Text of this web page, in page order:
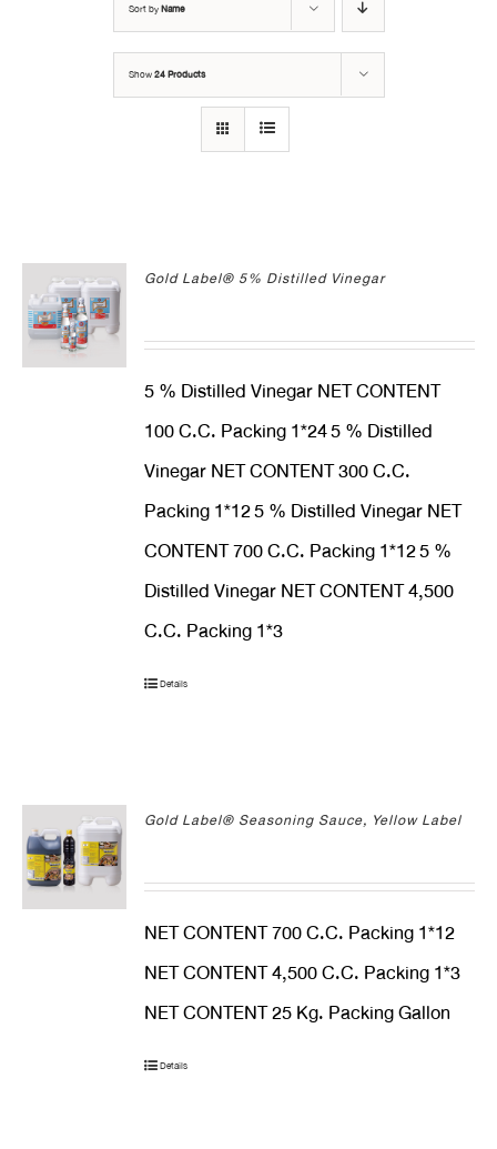
Sort byName
Show24 Products
Gold Label® 5% Distilled Vinegar
5 % Distilled Vinegar NET CONTENT
100 C.C. Packing 1*245 % Distilled
Vinegar NET CONTENT 300 C.C.
Packing 1*125 % Distilled Vinegar NET
CONTENT 700 C.C. Packing 1*125 %
Distilled Vinegar NET CONTENT 4,500
C.C. Packing 1*3
Details
Gold Label® Seasoning Sauce, Yellow Label
NET CONTENT 700 C.C. Packing 1*12
NET CONTENT 4,500 C.C. Packing 1*3
NET CONTENT 25 Kg. Packing Gallon
Details